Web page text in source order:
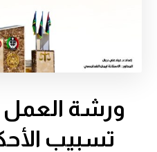
ورشة العمل
تسبيب